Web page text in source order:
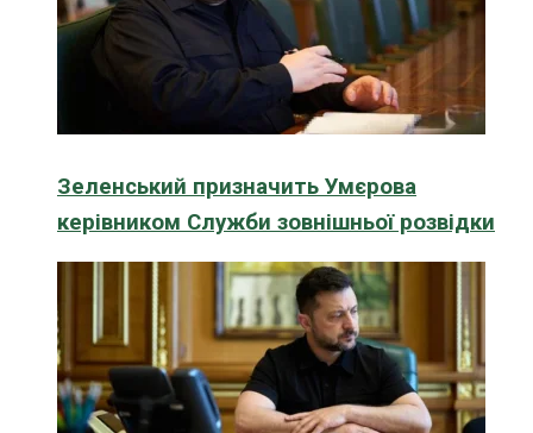
Зеленський призначить Умєрова
керівником Служби зовнішньої розвідки